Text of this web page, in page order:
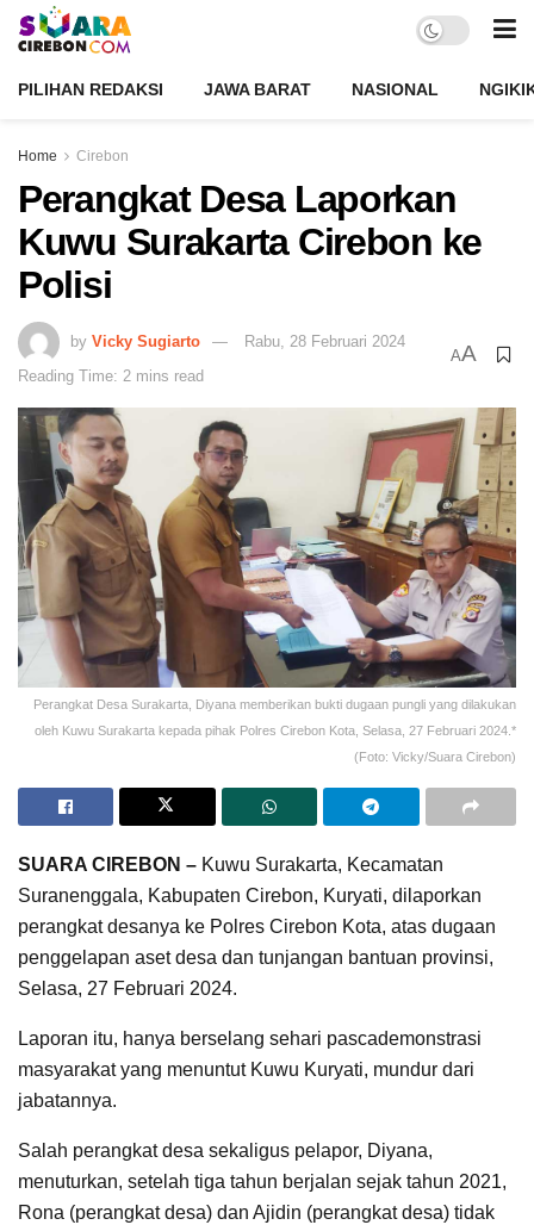
PILIHAN REDAKSI JAWA BARAT NASIONAL
Home Cirebon
Perangkat Desa Laporkan
Kuwu Surakarta Cirebon ke
Polisi
by Vicky Sugiarto
Rabu, 28 Februari 2024
Reading Time: 2 mins read
AA
Perangkat Desa Surakarta, Diyana memberikan bukti dugaan pungli yang dilakukan
oleh Kuwu Surakarta kepada pihak Polres Cirebon Kota, Selasa, 27 Februari 2024.*
(Foto: Vicky/Suara Cirebon)
SUARA CIREBON – Kuwu Surakarta, Kecamatan
Suranenggala, Kabupaten Cirebon, Kuryati, dilaporkan
perangkat desanya ke Polres Cirebon Kota, atas dugaan
penggelapan aset desa dan tunjangan bantuan provinsi,
Selasa, 27 Februari 2024.
Laporan itu, hanya berselang sehari pascademonstrasi
masyarakat yang menuntut Kuwu Kuryati, mundur dari
jabatannya.
Salah perangkat desa sekaligus pelapor, Diyana,
menuturkan, setelah tiga tahun berjalan sejak tahun 2021,
Rona (perangkat desa) dan Ajidin (perangkat desa) tidak